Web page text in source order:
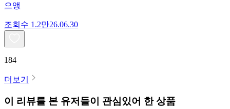
으앵
조회수 1.2만26.06.30
184
더보기
이 리뷰를 본 유저들이 관심있어 한 상품